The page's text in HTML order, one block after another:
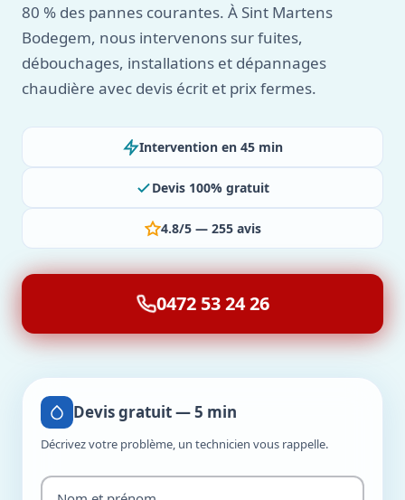
80 % des pannes courantes. À Sint Martens
Bodegem, nous intervenons sur fuites,
débouchages, installations et dépannages
chaudière avec devis écrit et prix fermes.
Intervention en 45 min
Devis 100% gratuit
4.8/5 — 255 avis
0472 53 24 26
Devis gratuit — 5 min
Décrivez votre problème, un technicien vous rappelle.